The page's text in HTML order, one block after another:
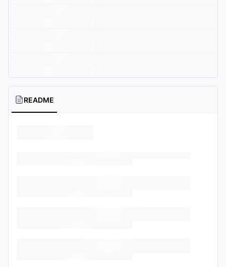
README